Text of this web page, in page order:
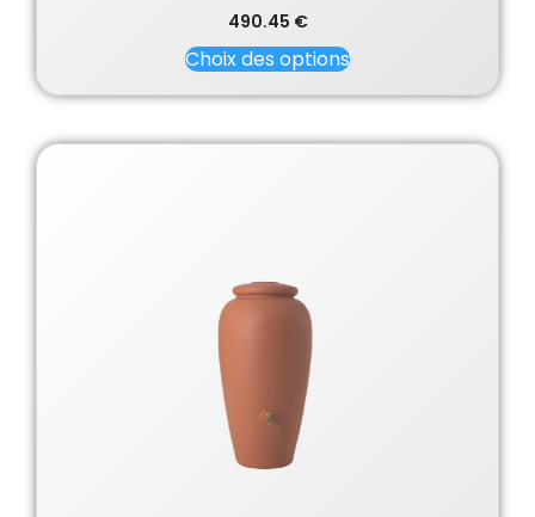
490.45 €
Choix des options